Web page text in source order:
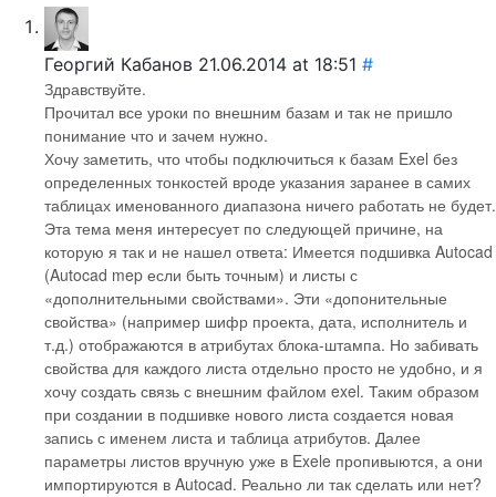
Георгий Кабанов 21.06.2014 at 18:51 #
Здравствуйте.
Прочитал все уроки по внешним базам и так не пришло
понимание что и зачем нужно.
Хочу заметить, что чтобы подключиться к базам Exel без
определенных тонкостей вроде указания заранее в самих
таблицах именованного диапазона ничего работать не будет.
Эта тема меня интересует по следующей причине, на
которую я так и не нашел ответа: Имеется подшивка Autocad
(Autocad mep если быть точным) и листы с
«дополнительными свойствами». Эти «допонительные
свойства» (например шифр проекта, дата, исполнитель и
т.д.) отображаются в атрибутах блока-штампа. Но забивать
свойства для каждого листа отдельно просто не удобно, и я
хочу создать связь с внешним файлом exel. Таким образом
при создании в подшивке нового листа создается новая
запись с именем листа и таблица атрибутов. Далее
параметры листов вручную уже в Exele пропивыются, а они
импортируются в Autocad. Реально ли так сделать или нет?